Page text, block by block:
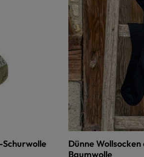
Dünne
Baumwolle